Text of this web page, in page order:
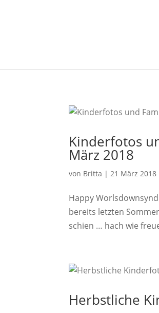
Kinderfotos
März 2018
von Britta |21 März 2018
Happy
bereits letzten
schien … hach wie
Herbstliche